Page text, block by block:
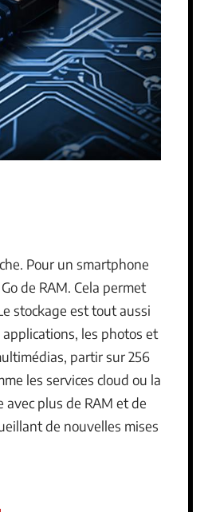
Pour un smartphone
de RAM. Cela permet
stockage est tout aussi
les photos et
partir sur 256
les services cloud ou la
plus de RAM et de
de nouvelles mises